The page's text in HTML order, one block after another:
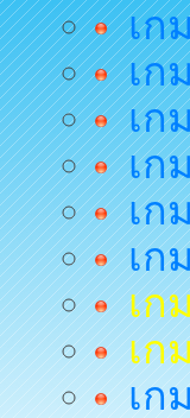
เก
เก
เก
เก
เก
เก
เก
เก
เก